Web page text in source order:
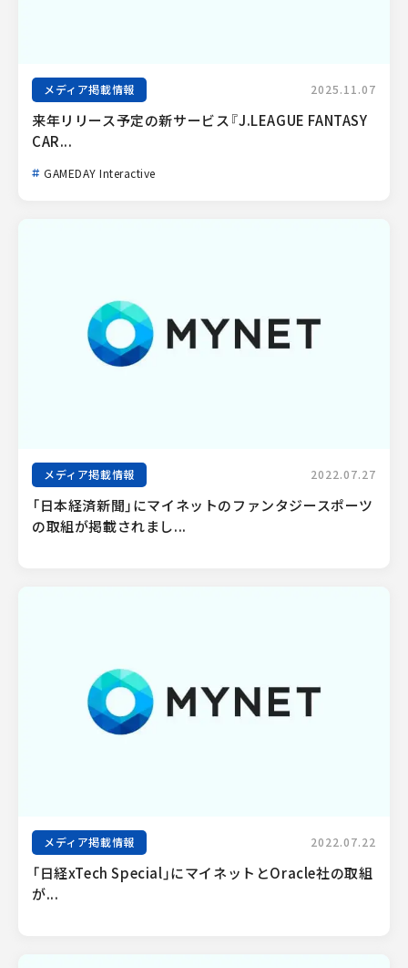
メディア掲載情報 2025.11.07
来年リリース予定の新サービス『J.LEAGUE FANTASY
CAR...
GAMEDAY Interactive
メディア掲載情報 2022.07.27
「日本経済新聞」にマイネットのファンタジースポーツ
の取組が掲載されまし...
メディア掲載情報 2022.07.22
「日経xTech Special」にマイネットとOracle社の取組
が...